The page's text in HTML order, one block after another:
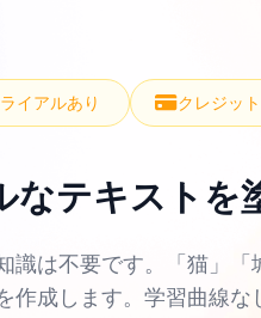
イアルあり クレジッ
なテキストを
識は不要です。「猫」
作成します。学習曲線